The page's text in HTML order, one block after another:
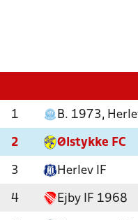
1 B. 1973,
2 Ølstykke FC
3 Herlev IF
4 Ejby IF 1968